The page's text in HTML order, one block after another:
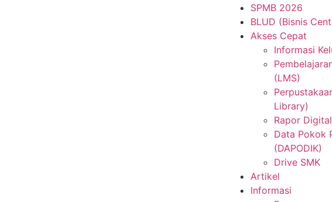
SPMB 2026
BLUD (Bisnis
Akses Cepat
Informasi
(LMS)
Library)
Rapor
Data Pokok
(DAPODIK)
Drive SMK
Artikel
Informasi